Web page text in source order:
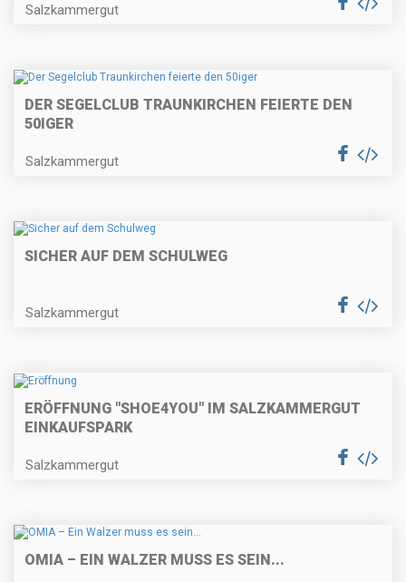
Salzkammergut
DER SEGELCLUB TRAUNKIRCHEN FEIERTE DEN
50IGER
Salzkammergut
SICHER AUF DEM SCHULWEG
Salzkammergut
ERÖFFNUNG "SHOE4YOU" IM SALZKAMMERGUT
EINKAUFSPARK
Salzkammergut
OMIA – EIN WALZER MUSS ES SEIN...